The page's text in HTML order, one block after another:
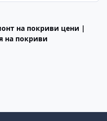
на покриви цени |
на покриви